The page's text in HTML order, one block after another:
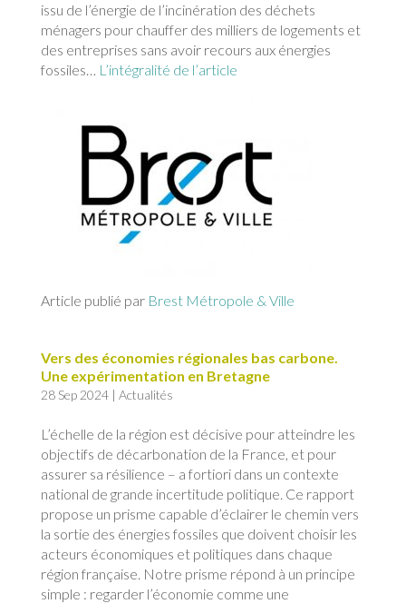
issu de l’énergie de l’incinération des déchets
ménagers pour chauffer des milliers de logements et
des entreprises sans avoir recours aux énergies
fossiles… L’intégralité de l’article
Article publié par Brest Métropole & Ville
Vers des économies régionales bas carbone.
Une expérimentation en Bretagne
28 Sep 2024| Actualités
L’échelle de la région est décisive pour atteindre les
objectifs de décarbonation de la France, et pour
assurer sa résilience – a fortiori dans un contexte
national de grande incertitude politique. Ce rapport
propose un prisme capable d’éclairer le chemin vers
la sortie des énergies fossiles que doivent choisir les
acteurs économiques et politiques dans chaque
région française. Notre prisme répond à un principe
simple : regarder l’économie comme une